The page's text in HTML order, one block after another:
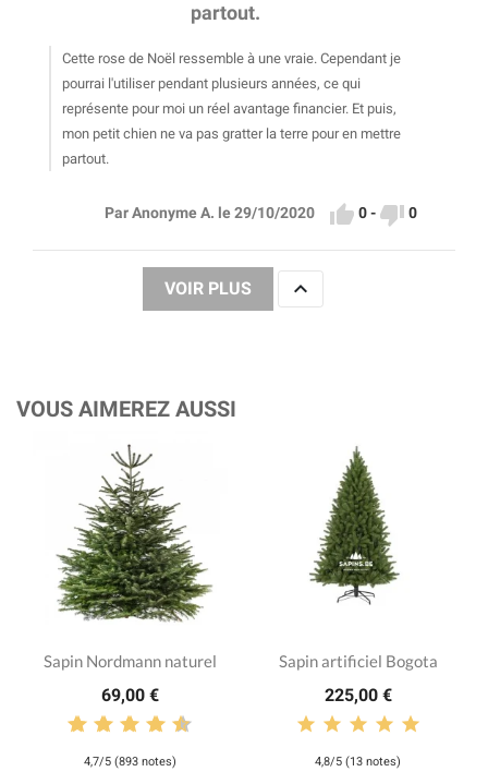
partout.
Cette rose de Noël ressemble à une vraie. Cependant je
pourrai l'utiliser pendant plusieurs années, ce qui
représente pour moi un réel avantage financier. Et puis,
mon petit chien ne va pas gratter la terre pour en mettre
partout.
Par Anonyme A. le 29/10/2020  0-  0
VOIR PLUS 
VOUS AIMEREZ AUSSI
Sapin Nordmann naturel
69,00 €
4,7/5 (893 notes)
Sapin artificiel Bogota
225,00 €
4,8/5 (13 notes)